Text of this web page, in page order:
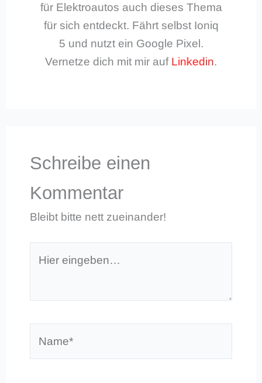
für Elektroautos auch dieses Thema
für sich entdeckt. Fährt selbst Ioniq
5 und nutzt ein Google Pixel.
Vernetze dich mit mir auf Linkedin.
Schreibe einen
Kommentar
Bleibt bitte nett zueinander!
eingeben…